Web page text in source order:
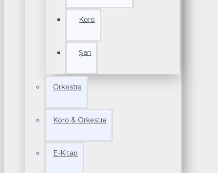
Koro
Şan
Orkestra
Koro & Orkestra
E-Kitap